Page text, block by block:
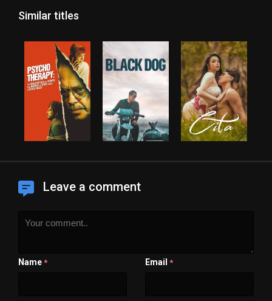
Similar titles
Leave a comment
Name * Email *